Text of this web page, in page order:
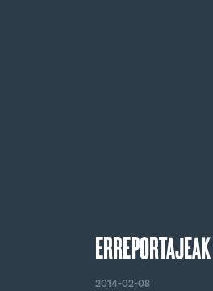
ERREPORTAJEAK
2014-02-08